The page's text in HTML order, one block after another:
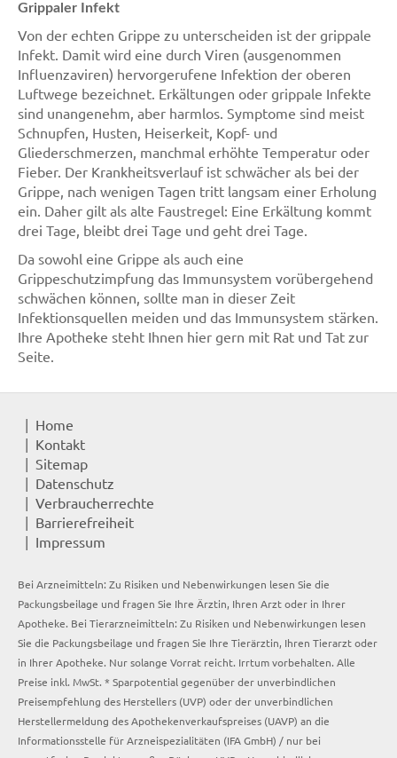
Grippaler Infekt
Von der echten Grippe zu unterscheiden ist der grippale
Infekt. Damit wird eine durch Viren (ausgenommen
Influenzaviren) hervorgerufene Infektion der oberen
Luftwege bezeichnet. Erkältungen oder grippale Infekte
sind unangenehm, aber harmlos. Symptome sind meist
Schnupfen, Husten, Heiserkeit, Kopf- und
Gliederschmerzen, manchmal erhöhte Temperatur oder
Fieber. Der Krankheitsverlauf ist schwächer als bei der
Grippe, nach wenigen Tagen tritt langsam einer Erholung
ein. Daher gilt als alte Faustregel: Eine Erkältung kommt
drei Tage, bleibt drei Tage und geht drei Tage.
Da sowohl eine Grippe als auch eine
Grippeschutzimpfung das Immunsystem vorübergehend
schwächen können, sollte man in dieser Zeit
Infektionsquellen meiden und das Immunsystem stärken.
Ihre Apotheke steht Ihnen hier gern mit Rat und Tat zur
Seite.
Home
Kontakt
Sitemap
Datenschutz
Verbraucherrechte
Barrierefreiheit
Impressum
Bei Arzneimitteln: Zu Risiken und Nebenwirkungen lesen Sie die
Packungsbeilage und fragen Sie Ihre Ärztin, Ihren Arzt oder in Ihrer
Apotheke. Bei Tierarzneimitteln: Zu Risiken und Nebenwirkungen lesen
Sie die Packungsbeilage und fragen Sie Ihre Tierärztin, Ihren Tierarzt oder
in Ihrer Apotheke. Nur solange Vorrat reicht. Irrtum vorbehalten. Alle
Preise inkl. MwSt. * Sparpotential gegenüber der unverbindlichen
Preisempfehlung des Herstellers (UVP) oder der unverbindlichen
Herstellermeldung des Apothekenverkaufspreises (UAVP) an die
Informationsstelle für Arzneispezialitäten (IFA GmbH) / nur bei